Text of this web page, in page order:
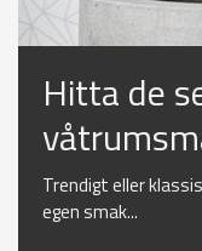
Hitta de
Trendigt eller
egen smak...